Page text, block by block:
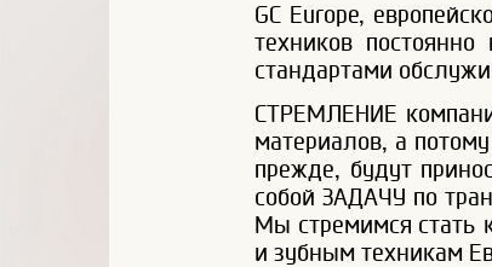
GC Europe,
техников
стандартами
СТРЕМЛЕНИЕ
материалов, а
прежде, будут
собой ЗАДАЧУ по
Мы стремимся стать
и зубным техникам